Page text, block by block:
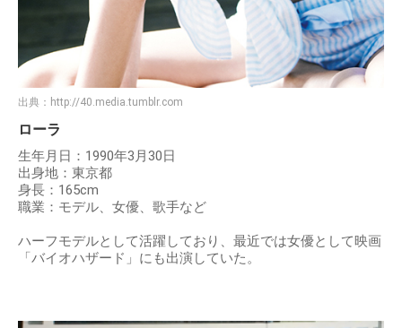
出典： http://40.media.tumblr.com
ローラ
生年月日：1990年3月30日
出身地：東京都
身長：165cm
職業：モデル、女優、歌手など
ハーフモデルとして活躍しており、最近では女優として映画
「バイオハザード」にも出演していた。